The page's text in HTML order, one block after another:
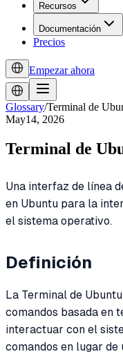
Recursos
Documentación
Precios
Empezar ahora
Glossary/Terminal de
May14, 2026
Terminal de
Una interfaz de línea
en Ubuntu para la
el sistema operativo.
Definición
La Terminal de
comandos basada en
interactuar con el
comandos en lugar